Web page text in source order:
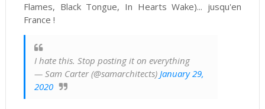
Flames, Black Tongue, In Hearts Wake)... jusqu'en
France !
I hate this. Stop posting it on everything
— Sam Carter (@samarchitects) January 29,
2020